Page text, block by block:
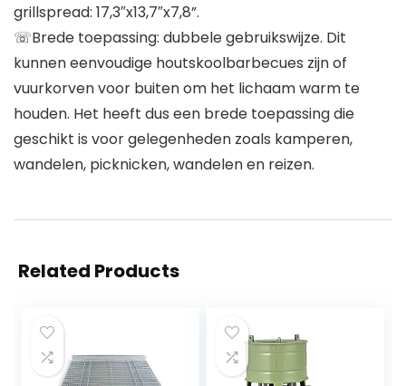
grillspread: 17,3″x13,7″x7,8”.
☏Brede toepassing: dubbele gebruikswijze. Dit
kunnen eenvoudige houtskoolbarbecues zijn of
vuurkorven voor buiten om het lichaam warm te
houden. Het heeft dus een brede toepassing die
geschikt is voor gelegenheden zoals kamperen,
wandelen, picknicken, wandelen en reizen.
Related Products